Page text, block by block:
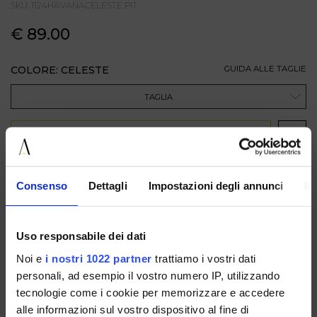
Consenso Dettagli Impostazioni degli annunci
Uso responsabile dei dati
Noi e i nostri 1022 partner trattiamo i vostri dati
personali, ad esempio il vostro numero IP, utilizzando
tecnologie come i cookie per memorizzare e accedere
alle informazioni sul vostro dispositivo al fine di
SKU: 1124HAVANACELESTE PIT
€ 89.00
COLORE: CELESTE GUIDA ALLE TAGLIE
TAGLIA
DESCRIZIONE
calzata è regolare il tacco basso di 3,5 cm dona slancio
vera pelle. Un modello dal gusto elegante e
contemporaneo, ideale per completare look estivi con abiti
leggeri, pantaloni morbidi o denim.